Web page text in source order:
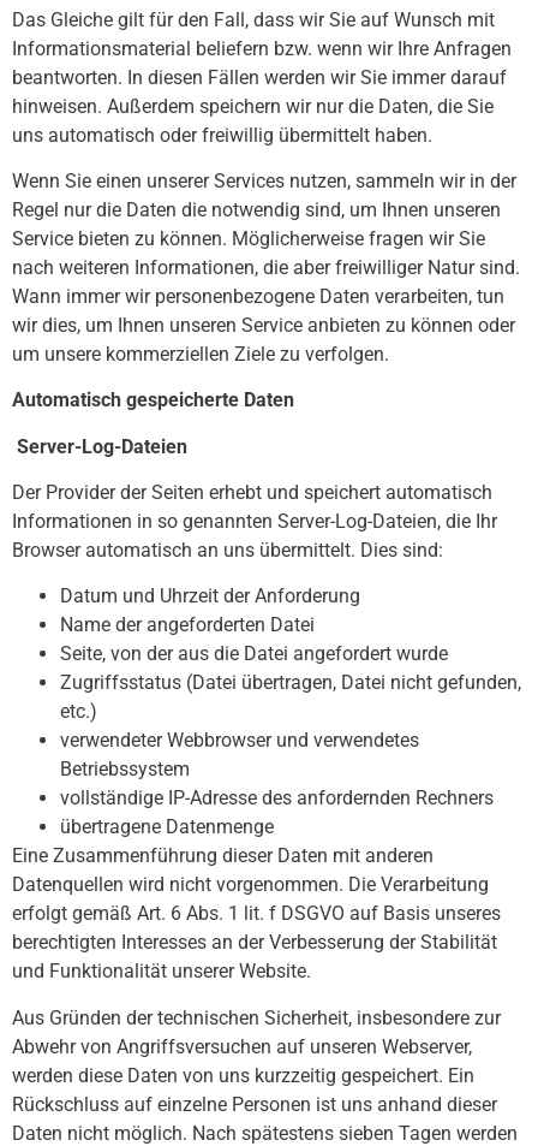
Das Gleiche gilt für den Fall, dass wir Sie auf Wunsch mit
Informationsmaterial beliefern bzw. wenn wir Ihre Anfragen
beantworten. In diesen Fällen werden wir Sie immer darauf
hinweisen. Außerdem speichern wir nur die Daten, die Sie
uns automatisch oder freiwillig übermittelt haben.
Wenn Sie einen unserer Services nutzen, sammeln wir in der
Regel nur die Daten die notwendig sind, um Ihnen unseren
Service bieten zu können. Möglicherweise fragen wir Sie
nach weiteren Informationen, die aber freiwilliger Natur sind.
Wann immer wir personenbezogene Daten verarbeiten, tun
wir dies, um Ihnen unseren Service anbieten zu können oder
um unsere kommerziellen Ziele zu verfolgen.
Automatisch gespeicherte Daten
Server-Log-Dateien
Der Provider der Seiten erhebt und speichert automatisch
Informationen in so genannten Server-Log-Dateien, die Ihr
Browser automatisch an uns übermittelt. Dies sind:
Datum und Uhrzeit der Anforderung
Name der angeforderten Datei
Seite, von der aus die Datei angefordert wurde
Zugriffsstatus (Datei übertragen, Datei nicht gefunden,
etc.)
verwendeter Webbrowser und verwendetes
Betriebssystem
vollständige IP-Adresse des anfordernden Rechners
übertragene Datenmenge
Eine Zusammenführung dieser Daten mit anderen
Datenquellen wird nicht vorgenommen. Die Verarbeitung
erfolgt gemäß Art. 6 Abs. 1 lit. f DSGVO auf Basis unseres
berechtigten Interesses an der Verbesserung der Stabilität
und Funktionalität unserer Website.
Aus Gründen der technischen Sicherheit, insbesondere zur
Abwehr von Angriffsversuchen auf unseren Webserver,
werden diese Daten von uns kurzzeitig gespeichert. Ein
Rückschluss auf einzelne Personen ist uns anhand dieser
Daten nicht möglich. Nach spätestens sieben Tagen werden